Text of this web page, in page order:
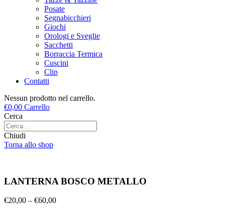
Posate
Segnabicchieri
Giochi
Orologi e Sveglie
Sacchetti
Borraccia Termica
Cuscini
Clip
Contatti
Nessun prodotto nel carrello.
€0,00 Carrello
Cerca
Chiudi
Torna allo shop
LANTERNA BOSCO METALLO
€20,00 – €60,00